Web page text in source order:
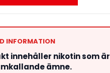
INFORMATION
innehåller nikotin som
ämne.